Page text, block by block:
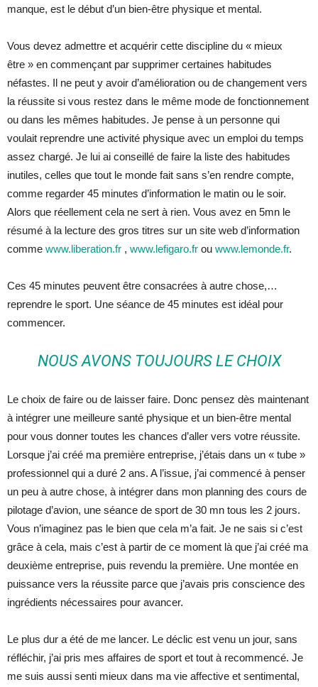
manque, est le début d’un bien-être physique et mental.
Vous devez admettre et acquérir cette discipline du « mieux
être » en commençant par supprimer certaines habitudes
néfastes. Il ne peut y avoir d’amélioration ou de changement vers
la réussite si vous restez dans le même mode de fonctionnement
ou dans les mêmes habitudes. Je pense à un personne qui
voulait reprendre une activité physique avec un emploi du temps
assez chargé. Je lui ai conseillé de faire la liste des habitudes
inutiles, celles que tout le monde fait sans s’en rendre compte,
comme regarder 45 minutes d’information le matin ou le soir.
Alors que réellement cela ne sert à rien. Vous avez en 5mn le
résumé à la lecture des gros titres sur un site web d’information
comme www.liberation.fr , www.lefigaro.fr ou www.lemonde.fr.
Ces 45 minutes peuvent être consacrées à autre chose,…
reprendre le sport. Une séance de 45 minutes est idéal pour
commencer.
NOUS AVONS TOUJOURS LE CHOIX
Le choix de faire ou de laisser faire. Donc pensez dès maintenant
à intégrer une meilleure santé physique et un bien-être mental
pour vous donner toutes les chances d’aller vers votre réussite.
Lorsque j’ai créé ma première entreprise, j’étais dans un « tube »
professionnel qui a duré 2 ans. A l’issue, j’ai commencé à penser
un peu à autre chose, à intégrer dans mon planning des cours de
pilotage d’avion, une séance de sport de 30 mn tous les 2 jours.
Vous n’imaginez pas le bien que cela m’a fait. Je ne sais si c’est
grâce à cela, mais c’est à partir de ce moment là que j’ai créé ma
deuxième entreprise, puis revendu la première. Une montée en
puissance vers la réussite parce que j’avais pris conscience des
ingrédients nécessaires pour avancer.
Le plus dur a été de me lancer. Le déclic est venu un jour, sans
réfléchir, j’ai pris mes affaires de sport et tout à recommencé. Je
me suis aussi senti mieux dans ma vie affective et sentimental,